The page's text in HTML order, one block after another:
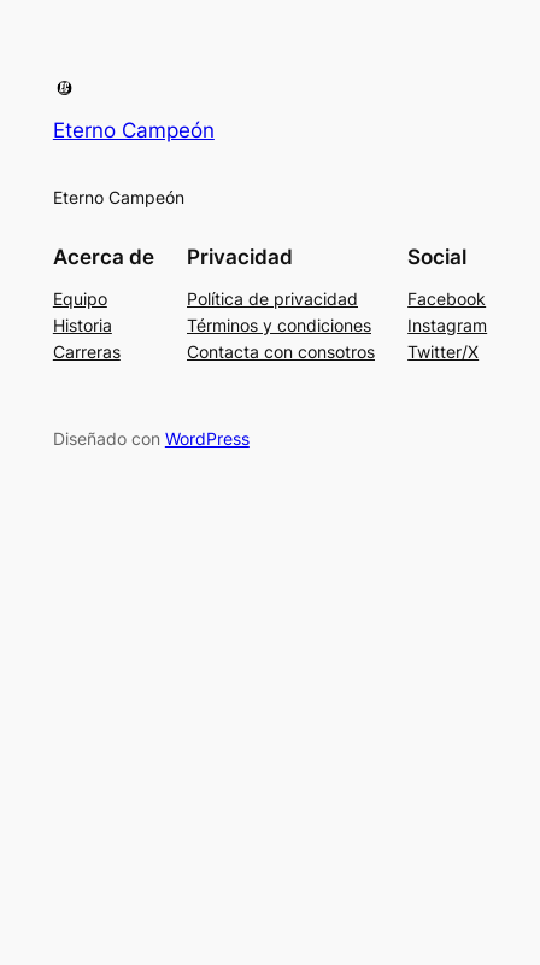
Eterno Campeón
Eterno Campeón
Acerca de
Equipo
Historia
Carreras
Privacidad
Política de privacidad
Términos y condiciones
Contacta con consotros
Social
Facebook
Instagram
Twitter/X
Diseñado con WordPress